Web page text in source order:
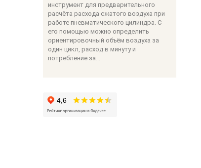
инструмент для предварительного
расчёта расхода сжатого воздуха при
работе пневматического цилиндра. С
его помощью можно определить
ориентировочный объём воздуха за
один цикл, расход в минуту и
потребление за...